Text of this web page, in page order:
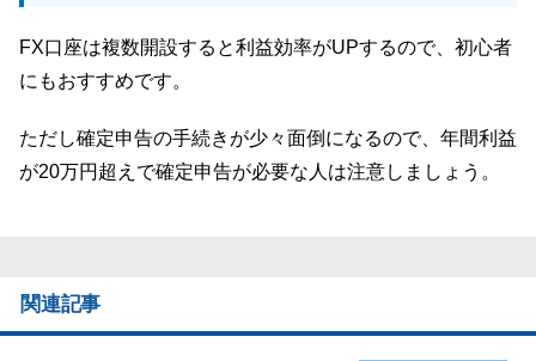
FX口座は複数開設すると利益効率がUPするので、初心者
にもおすすめです。
ただし確定申告の手続きが少々面倒になるので、年間利益
が20万円超えで確定申告が必要な人は注意しましょう。
関連記事